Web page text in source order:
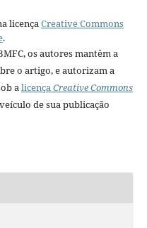
licençaCreative Commons
.
os autores mantêm a
o artigo, e autorizam a
alicençaCreative Commons
de sua publicação